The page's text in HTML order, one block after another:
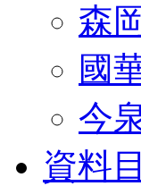
森
國
今
資料